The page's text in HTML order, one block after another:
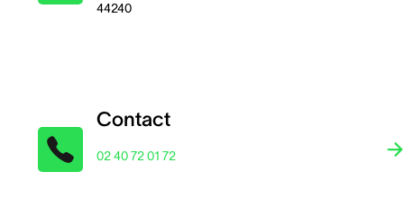
44240
Contact
02 40 72 01 72